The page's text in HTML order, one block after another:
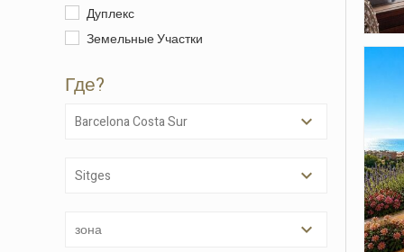
Дуплекс
Земельные Участки
Где?
Barcelona Costa Sur
Sitges
зона